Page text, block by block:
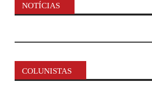
NOTÍCIAS
COLUNISTAS